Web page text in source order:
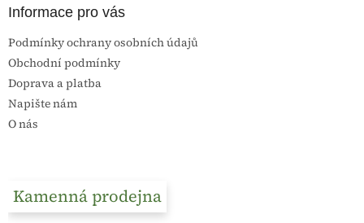
Informace pro vás
Podmínky ochrany osobních údajů
Obchodní podmínky
Doprava a platba
Napište nám
O nás
Kamenná prodejna